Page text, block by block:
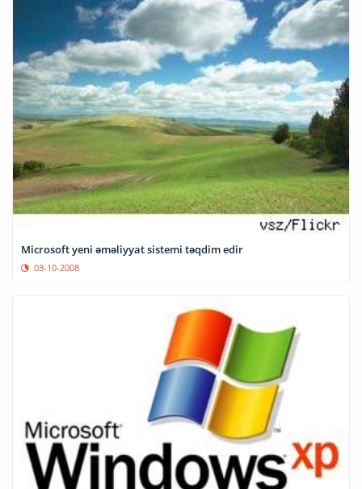
Microsoft yeni əməliyyat sistemi təqdim edir
03-10-2008